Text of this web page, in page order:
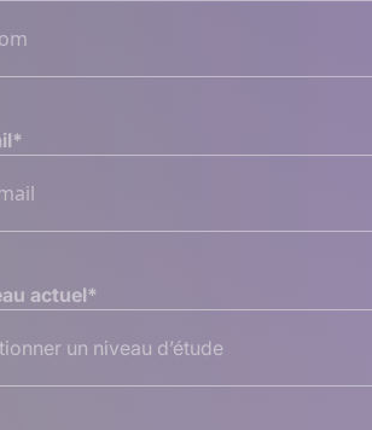
*
actuel*
un niveau d’étude